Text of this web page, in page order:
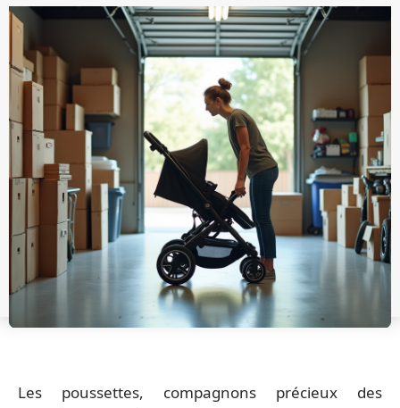
Les poussettes, compagnons précieux des